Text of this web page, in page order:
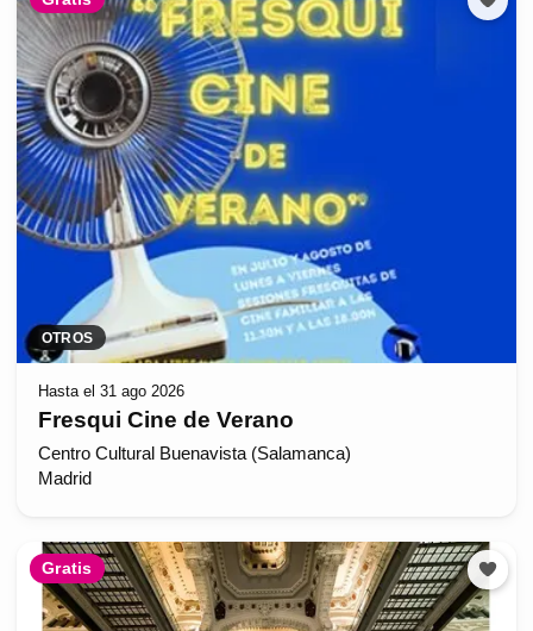
OTROS
Hasta el 31 ago 2026
Fresqui Cine de Verano
Centro Cultural Buenavista (Salamanca)
Madrid
Gratis